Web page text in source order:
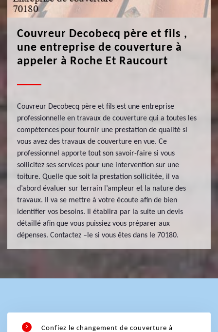
Couvreur Decobecq père et fils ,
une entreprise de couverture à
appeler à Roche Et Raucourt
Couvreur Decobecq père et fils est une entreprise
professionnelle en travaux de couverture qui a toutes les
compétences pour fournir une prestation de qualité si
vous avez des travaux de couverture en vue. Ce
professionnel apporte tout son savoir-faire si vous
sollicitez ses services pour une intervention sur une
toiture. Quelle que soit la prestation sollicitée, il va
d’abord évaluer sur terrain l’ampleur et la nature des
travaux. Il va se mettre à votre écoute afin de bien
identifier vos besoins. Il établira par la suite un devis
détaillé afin que vous puissiez vous préparer aux
dépenses. Contactez –le si vous êtes dans le 70180.
Confiez le changement de couverture à